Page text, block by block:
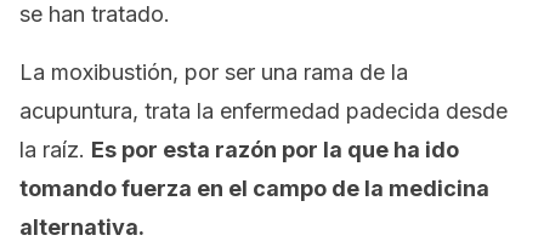
se han tratado.
La moxibustión, por ser una rama de la
acupuntura, trata la enfermedad padecida desde
la raíz. Es por esta razón por la que ha ido
tomando fuerza en el campo de la medicina
alternativa.